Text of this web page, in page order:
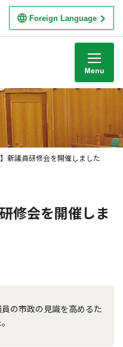
Foreign Language
】新議員研修会を開催しました
修会を開催しま
の市政の見識を高めるた